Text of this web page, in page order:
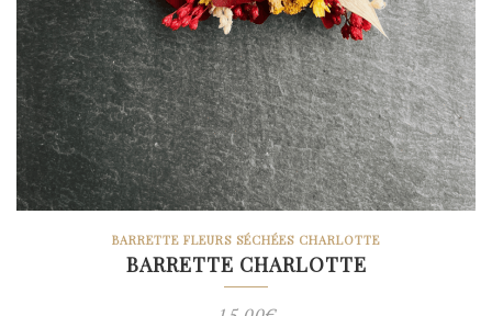
BARRETTE FLEURS SÉCHÉES CHARLOTTE
BARRETTE CHARLOTTE